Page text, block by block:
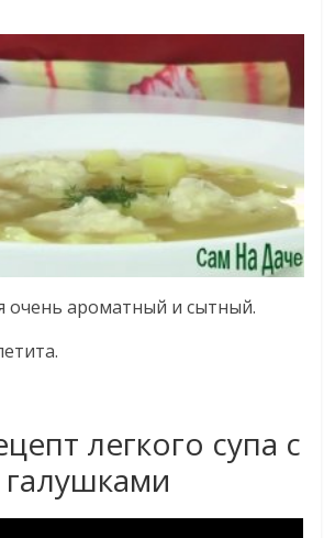
очень ароматный и сытный.
легкого супа с
галушками